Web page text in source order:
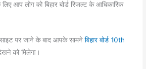
आप लोग को बिहार बोर्ड रिजल्ट के आधिकारिक
पर जाने के बाद आपके सामनेबिहार बोर्ड 10th
को मिलेगा।